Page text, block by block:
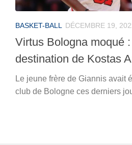
BASKET-BALL DÉCEMBRE 19,
Virtus Bologna moqué
destination de Kostas
Le jeune frère de Giannis avait
club de Bologne ces derniers